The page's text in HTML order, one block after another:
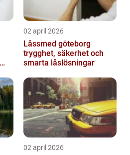
02 april 2026
Låssmed göteborg
trygghet, säkerhet och
smarta låslösningar
02 april 2026